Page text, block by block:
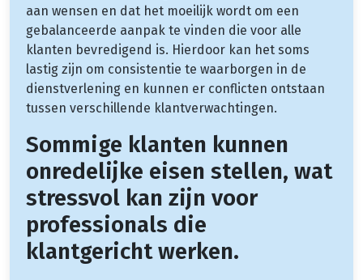
aan wensen en dat het moeilijk wordt om een
gebalanceerde aanpak te vinden die voor alle
klanten bevredigend is. Hierdoor kan het soms
lastig zijn om consistentie te waarborgen in de
dienstverlening en kunnen er conflicten ontstaan
tussen verschillende klantverwachtingen.
Sommige klanten kunnen
onredelijke eisen stellen, wat
stressvol kan zijn voor
professionals die
klantgericht werken.